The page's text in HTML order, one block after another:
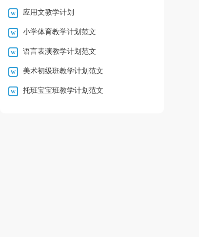
应用文教学计划
小学体育教学计划范文
语言表演教学计划范文
美术初级班教学计划范文
托班宝宝班教学计划范文